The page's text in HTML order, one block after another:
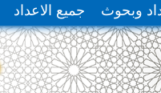
وبحوث جميع الاعداد